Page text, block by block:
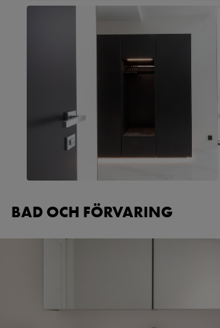
BAD OCH FÖRVARING